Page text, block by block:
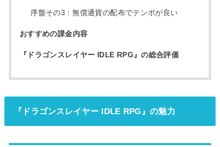
序盤その3：無償通貨の配布でテンポが良い
おすすめの課金内容
『ドラゴンスレイヤー IDLE RPG』の総合評価
『ドラゴンスレイヤー IDLE RPG』の魅力